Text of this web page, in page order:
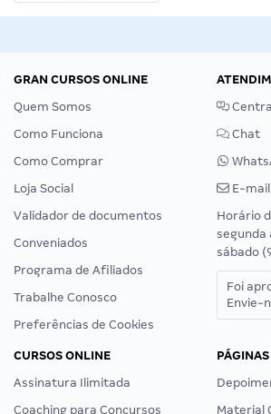
GRAN CURSOS ONLINE
Quem Somos
Como Funciona
Como Comprar
Loja Social
Validador de documentos
Conveniados
Programa de Afiliados
Trabalhe Conosco
Preferências de Cookies
Chat
E-mail
Horário
segunda
sábado
Foi
Envie-
CURSOS ONLINE
Assinatura Ilimitada
Coaching para Concursos
Material